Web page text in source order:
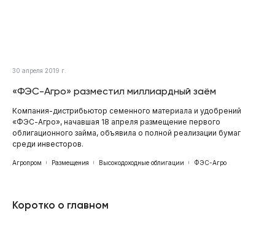
30 апреля 2019 г.
«ФЭС-Агро» разместил миллиардный заём
Компания-дистрибьютор семенного материала и удобрений
«ФЭС-Агро», начавшая 18 апреля размещение первого
облигационного займа, объявила о полной реализации бумаг
среди инвесторов.
Агропром Размещения Высокодоходные облигации ФЭС-Агро
Коротко о главном